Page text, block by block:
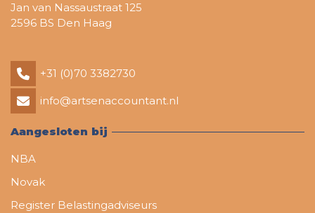
Jan van Nassaustraat 125
2596 BS Den Haag
+31 (0)70 3382730
info@artsenaccountant.nl
Aangesloten bij
NBA
Novak
Register Belastingadviseurs